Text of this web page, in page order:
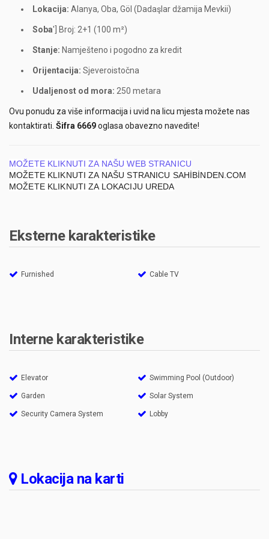
Lokacija: Alanya, Oba, Göl (Dadaşlar džamija Mevkii)
Soba'] Broj: 2+1 (100 m²)
Stanje: Namješteno i pogodno za kredit
Orijentacija: Sjeveroistočna
Udaljenost od mora: 250 metara
Ovu ponudu za više informacija i uvid na licu mjesta možete nas
kontaktirati. Šifra 6669oglasa obavezno navedite!
MOŽETE KLIKNUTI ZA NAŠU WEB STRANICU
MOŽETE KLIKNUTI ZA NAŠU STRANICU SAHİBİNDEN.COM
MOŽETE KLIKNUTI ZA LOKACIJU UREDA
Eksterne karakteristike
Furnished Cable TV
Interne karakteristike
Elevator Swimming Pool (Outdoor)
Garden Solar System
Security Camera System Lobby
Lokacija na karti